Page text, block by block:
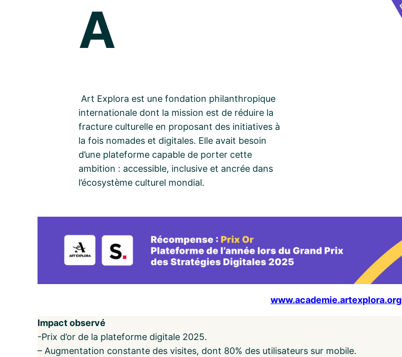
A
Art Explora est une fondation philanthropique
internationale dont la mission est de réduire la
fracture culturelle en proposant des initiatives à
la fois nomades et digitales. Elle avait besoin
d’une plateforme capable de porter cette
ambition : accessible, inclusive et ancrée dans
l’écosystème culturel mondial.
www.academie.artexplora.org
Impact observé
-Prix d’or de la plateforme digitale 2025.
– Augmentation constante des visites, dont 80% des utilisateurs sur mobile.